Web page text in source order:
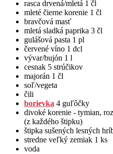
rasca drvená/mletá 1 čl
mleté čierne korenie 1 čl
bravčová masť
mletá sladká paprika 3 čl
gulášová pasta 1 pl
červené víno 1 dcl
vývar/bujón 1 l
cesnak 5 strúčikov
majorán 1 čl
soľ/vegeta
čili
borievka 4 guľôčky
divoké korenie - tymian,
(z každého štipku)
štipka sušených lesných
stredne veľký zemiak 1 ks
voda